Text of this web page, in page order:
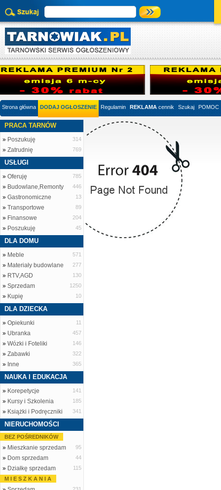
Strona główna DODAJ OGŁOSZENIE Regulamin REKLAMA cennik Szukaj POMOC
PRACA TARNÓW
» Poszukuję 314
» Zatrudnię 769
USŁUGI
» Oferuję 785
» Budowlane,Remonty 446
» Gastronomiczne 13
» Transportowe 89
» Finansowe 204
» Poszukuję 45
DLA DOMU
» Meble 571
» Materiały budowlane 277
» RTV,AGD 130
» Sprzedam 1250
» Kupię 10
DLA DZIECKA
» Opiekunki 11
» Ubranka 457
» Wózki i Foteliki 146
» Zabawki 322
» Inne 365
NAUKA I EDUKACJA
» Korepetycje 141
» Kursy i Szkolenia 185
» Książki i Podręczniki 341
NIERUCHOMOŚCI
BEZ POŚREDNIKÓW
» Mieszkanie sprzedam 95
» Dom sprzedam 44
» Działkę sprzedam
115
M I E S Z K A N I A